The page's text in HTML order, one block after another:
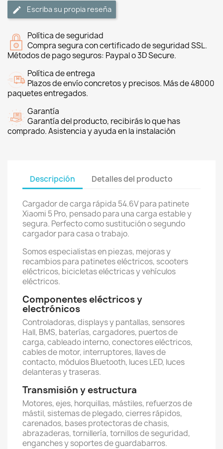
Escriba su propia reseña
Política de seguridad
Compra segura con certificado de seguridad SSL.
Métodos de pago seguros: Paypal o 3D Secure.
Política de entrega
Plazos de envío concretos y precisos. Más de 48000
paquetes entregados.
Garantía
Garantía del producto, recibirás lo que has
comprado. Asistencia y ayuda en la instalación
Descripción Detalles del producto
Cargador de carga rápida 54.6V para patinete
Xiaomi 5 Pro, pensado para una carga estable y
segura. Perfecto como sustitución o segundo
cargador para casa o trabajo.
Somos especialistas en piezas, mejoras y
recambios para patinetes eléctricos, scooters
eléctricos, bicicletas eléctricas y vehículos
eléctricos.
Componentes eléctricos y
electrónicos
Controladoras, displays y pantallas, sensores
Hall, BMS, baterías, cargadores, puertos de
carga, cableado interno, conectores eléctricos,
cables de motor, interruptores, llaves de
contacto, módulos Bluetooth, luces LED, luces
delanteras y traseras.
Transmisión y estructura
Motores, ejes, horquillas, mástiles, refuerzos de
mástil, sistemas de plegado, cierres rápidos,
carenados, bases protectoras de chasis,
abrazaderas, tornillería, tornillos de seguridad,
enganches y soportes de guardabarros.